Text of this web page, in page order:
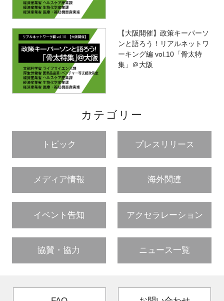
【大阪開催】政策キーパーソ
ンと語ろう！リアルネットワ
ーキング編 vol.10「骨太特
集」＠大阪
カテゴリー
トピック プレスリリース
メディア情報 海外関連
イベント告知 アクセラレーション
協賛・協力 ニュース一覧